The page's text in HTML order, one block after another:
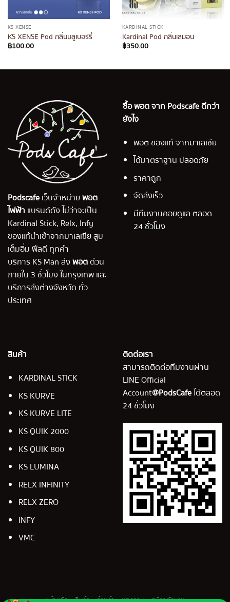
KS XENSE
KS XENSE Pod กลิ่นบลูเบอร์รี่
฿100.00
KARDINAL STICK
Kardinal Pod กลิ่นเลมอน
฿350.00
Podscafeเว็บจำหน่ายพอต
ไฟฟ้า แบรนด์ดัง ไม่ว่าจะเป็น
Kardinal Stick, Relx, Infy
ของแท้นำเข้าจากมาเลเซีย สูบ
เต็มอิ่ม ฟีลดี ทุกคำ
บริการ KS Man ส่งพอตด่วน
ภายใน 3 ชั่วโมง ในกรุงเทพ และ
บริการส่งต่างจังหวัด ทั่ว
ประเทศ
ซื้อ พอต จาก Podscafe ดีกว่า
ยังไง
พอต ของแท้ จากมาเลเซีย
ได้มาตราฐาน ปลอดภัย
ราคาถูก
จัดส่งเร็ว
มีทีมงานคอยดูแล ตลอด
24 ชั่วโมง
สินค้า
KARDINAL STICK
KS KURVE
KS KURVE LITE
KS QUIK 2000
KS QUIK 800
KS LUMINA
RELX INFINITY
RELX ZERO
INFY
VMC
ติดต่อเรา
สามารถติดต่อทีมงานผ่าน
LINE Official
Account@PodsCafeได้ตลอด
24 ชั่วโมง